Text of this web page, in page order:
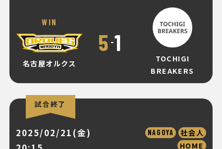
WIN
名古屋オルクス
5 -1
TOCHIGI
BREAKERS
試合終了
2025/02/21(金)
NAGOYA
社会人
HOME